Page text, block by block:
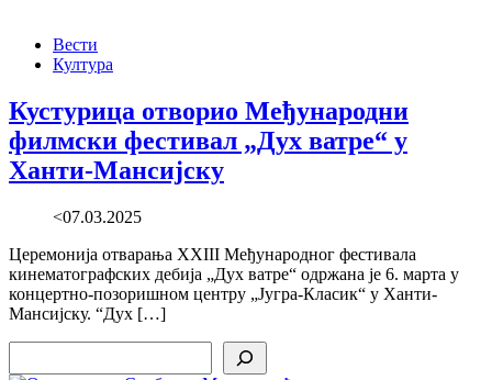
Вести
Култура
Кустурица отворио Међународни
филмски фестивал „Дух ватре“ у
Ханти-Мансијску
<07.03.2025
Церемонија отварања XXIII Међународног фестивала
кинематографских дебија „Дух ватре“ одржана је 6. марта у
концертно-позоришном центру „Југра-Класик“ у Ханти-
Мансијску. “Дух […]